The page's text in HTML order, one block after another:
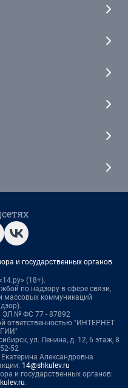
и государственных органов
(18+).
по надзору в сфере связи,
массовых коммуникаций
ЭЛ № ФС 77 - 87892
ответственностью "ИНТЕРНЕТ
ул. Ленина, д. 12, 6 этаж, 8
52
Александровна
14@shkulev.ru
и государственных органов:
.